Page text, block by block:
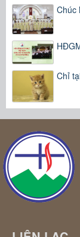
Chúc
Chỉ